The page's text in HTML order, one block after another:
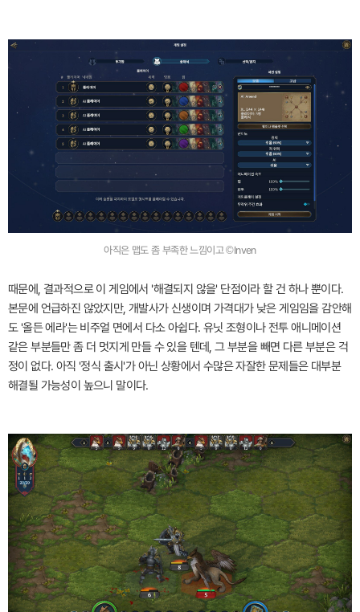
아직은 맵도 좀 부족한 느낌이고 ©Inven
때문에, 결과적으로 이 게임에서 '해결되지 않을' 단점이라 할 건 하나 뿐이다.
본문에 언급하진 않았지만, 개발사가 신생이며 가격대가 낮은 게임임을 감안해
도 '올든 에라'는 비주얼 면에서 다소 아쉽다. 유닛 조형이나 전투 애니메이션
같은 부분들만 좀 더 멋지게 만들 수 있을 텐데, 그 부분을 빼면 다른 부분은 걱
정이 없다. 아직 '정식 출시'가 아닌 상황에서 수많은 자잘한 문제들은 대부분
해결될 가능성이 높으니 말이다.